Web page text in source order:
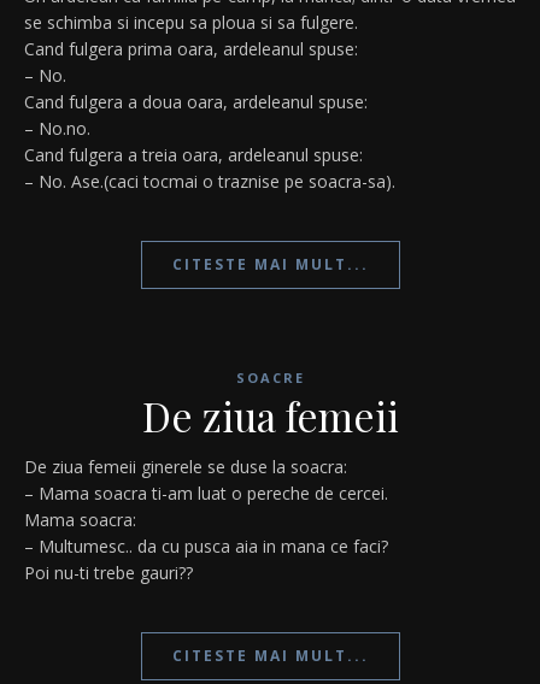
se schimba si incepu sa ploua si sa fulgere.
Cand fulgera prima oara, ardeleanul spuse:
– No.
Cand fulgera a doua oara, ardeleanul spuse:
– No.no.
Cand fulgera a treia oara, ardeleanul spuse:
– No. Ase.(caci tocmai o traznise pe soacra-sa).
CITESTE MAI MULT...
SOACRE
De ziua femeii
De ziua femeii ginerele se duse la soacra:
– Mama soacra ti-am luat o pereche de cercei.
Mama soacra:
– Multumesc.. da cu pusca aia in mana ce faci?
Poi nu-ti trebe gauri??
CITESTE MAI MULT...